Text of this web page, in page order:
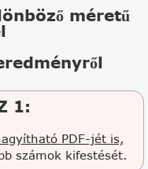
méretű
1:
PDF-jét is,
számok kifestését.